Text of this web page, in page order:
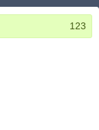
123